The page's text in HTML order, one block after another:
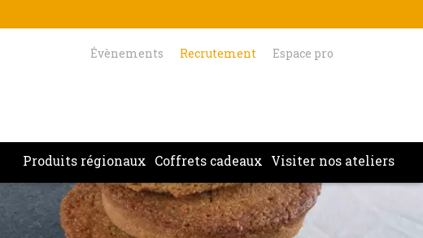
Évènements Recrutement Espace pro
Produits régionaux Coffrets cadeaux Visiter nos ateliers